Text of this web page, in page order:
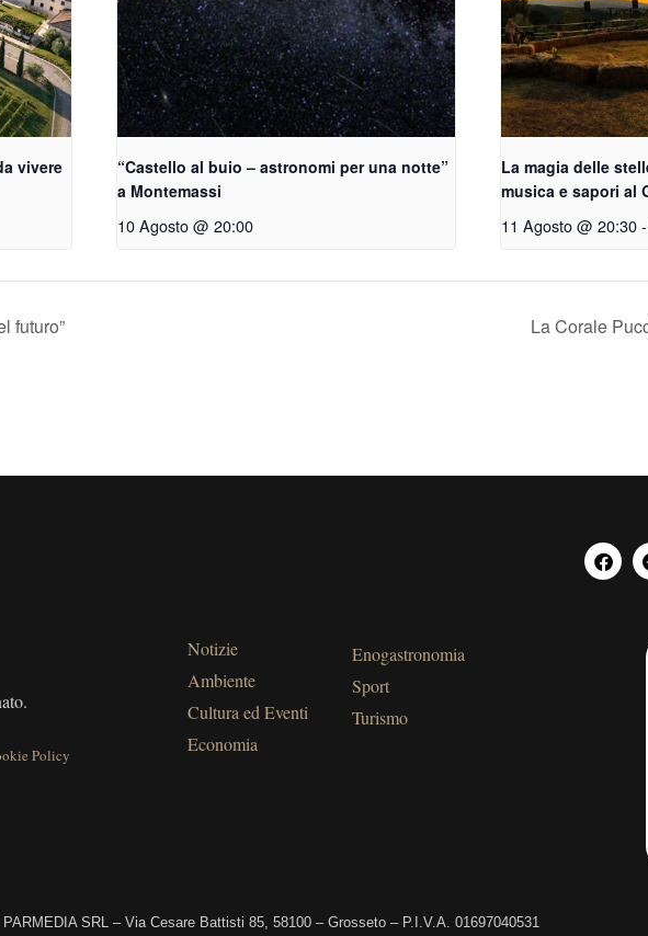
vivere
“Castello al buio – astronomi per una notte”
a Montemassi
10 Agosto @ 20:00
La magia delle
musica e sapori al
11 Agosto @ 20:30-
futuro” La Corale
Policy
Notizie
Ambiente
Cultura ed Eventi
Economia
Enogastronomia
Sport
Turismo
PARMEDIA SRL – Via Cesare Battisti 85, 58100 – Grosseto – P.I.V.A. 01697040531